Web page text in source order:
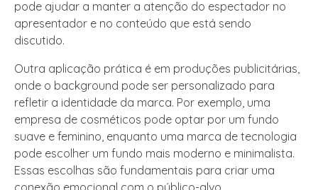
pode ajudar a manter a atenção do espectador no
apresentador e no conteúdo que está sendo
discutido.
Outra aplicação prática é em produções publicitárias,
onde o background pode ser personalizado para
refletir a identidade da marca. Por exemplo, uma
empresa de cosméticos pode optar por um fundo
suave e feminino, enquanto uma marca de tecnologia
pode escolher um fundo mais moderno e minimalista.
Essas escolhas são fundamentais para criar uma
conexão emocional com o público-alvo.